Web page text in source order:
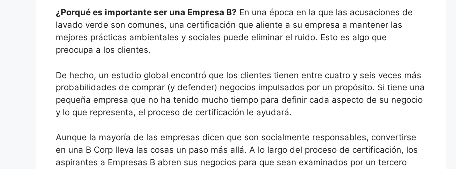
¿Porqué es importante ser una Empresa B? En una época en la que las acusaciones de
lavado verde son comunes, una certificación que aliente a su empresa a mantener las
mejores prácticas ambientales y sociales puede eliminar el ruido. Esto es algo que
preocupa a los clientes.
De hecho, un estudio global encontró que los clientes tienen entre cuatro y seis veces más
probabilidades de comprar (y defender) negocios impulsados ​​por un propósito. Si tiene una
pequeña empresa que no ha tenido mucho tiempo para definir cada aspecto de su negocio
y lo que representa, el proceso de certificación le ayudará.
Aunque la mayoría de las empresas dicen que son socialmente responsables, convertirse
en una B Corp lleva las cosas un paso más allá. A lo largo del proceso de certificación, los
aspirantes a Empresas B abren sus negocios para que sean examinados por un tercero